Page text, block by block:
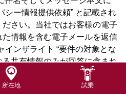
シー情報提供依頼” と記載され
さい。当社ではお客様の電子
た情報を含む電子メールを返信
インザライト “要件の対象とな
共有情報のみが回答に含まれ
行の詳細に関しては、当社ホ
ステートメント”リンクをクリ
所在地 試乗